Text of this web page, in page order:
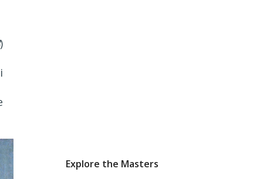
)
Explore the Masters